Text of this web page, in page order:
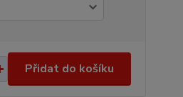
Přidat do košíku